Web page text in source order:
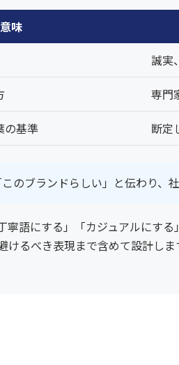
意味
誠実
専門
の基準 断定
のブランドらしい」と伝わり、
寧語にする」「カジュアルにす
るべき表現まで含めて設計しま